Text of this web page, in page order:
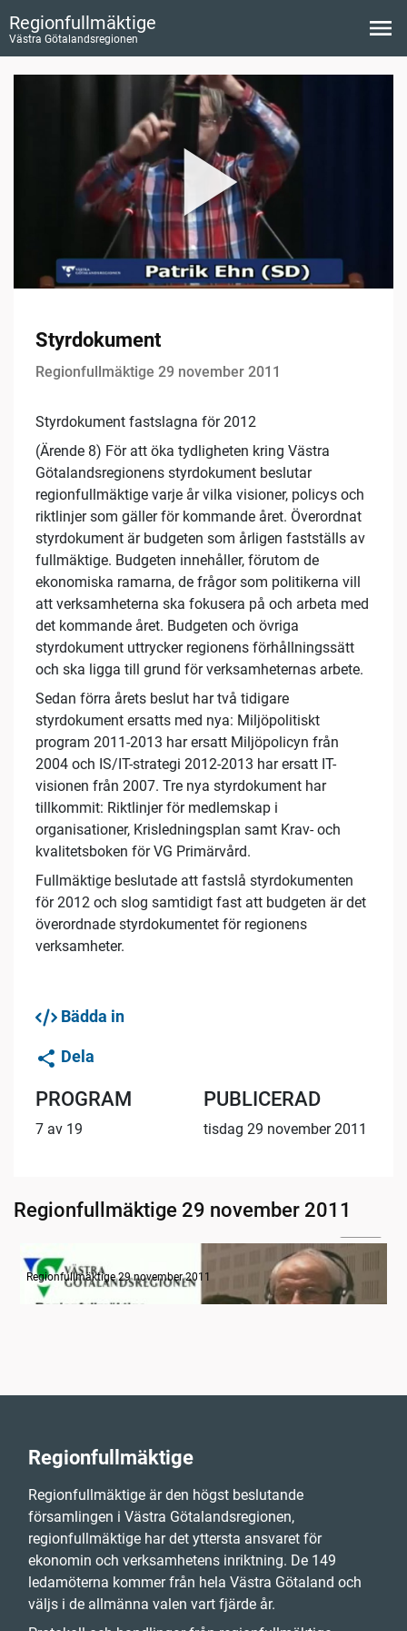
Regionfullmäktige
Västra Götalandsregionen
Styrdokument
Regionfullmäktige 29 november 2011
Styrdokument fastslagna för 2012
(Ärende 8) För att öka tydligheten kring Västra
Götalandsregionens styrdokument beslutar
regionfullmäktige varje år vilka visioner, policys och
riktlinjer som gäller för kommande året. Överordnat
styrdokument är budgeten som årligen fastställs av
fullmäktige. Budgeten innehåller, förutom de
ekonomiska ramarna, de frågor som politikerna vill
att verksamheterna ska fokusera på och arbeta med
det kommande året. Budgeten och övriga
styrdokument uttrycker regionens förhållningssätt
och ska ligga till grund för verksamheternas arbete.
Sedan förra årets beslut har två tidigare
styrdokument ersatts med nya: Miljöpolitiskt
program 2011-2013 har ersatt Miljöpolicyn från
2004 och IS/IT-strategi 2012-2013 har ersatt IT-
visionen från 2007. Tre nya styrdokument har
tillkommit: Riktlinjer för medlemskap i
organisationer, Krisledningsplan samt Krav- och
kvalitetsboken för VG Primärvård.
Fullmäktige beslutade att fastslå styrdokumenten
för 2012 och slog samtidigt fast att budgeten är det
överordnade styrdokumentet för regionens
verksamheter.
Bädda in
Dela
PROGRAM
7 av 19
PUBLICERAD
tisdag 29 november 2011
Regionfullmäktige 29 november 2011
Radion informerar
Regionfullmäktige 29 november 2011
Regionfullmäktige
Regionfullmäktige är den högst beslutande
församlingen i Västra Götalandsregionen,
regionfullmäktige har det yttersta ansvaret för
ekonomin och verksamhetens inriktning. De 149
ledamöterna kommer från hela Västra Götaland och
väljs i de allmänna valen vart fjärde år.